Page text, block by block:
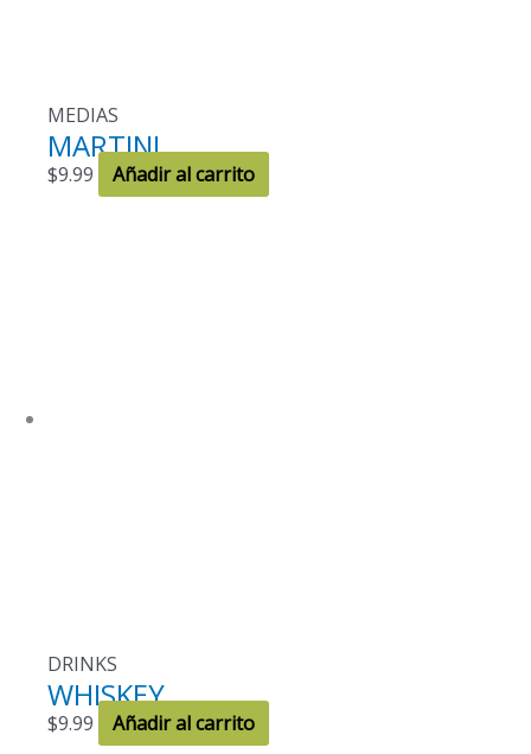
MEDIAS
MARTINI
$9.99 Añadir al carrito
DRINKS
WHISKEY
$9.99 Añadir al carrito